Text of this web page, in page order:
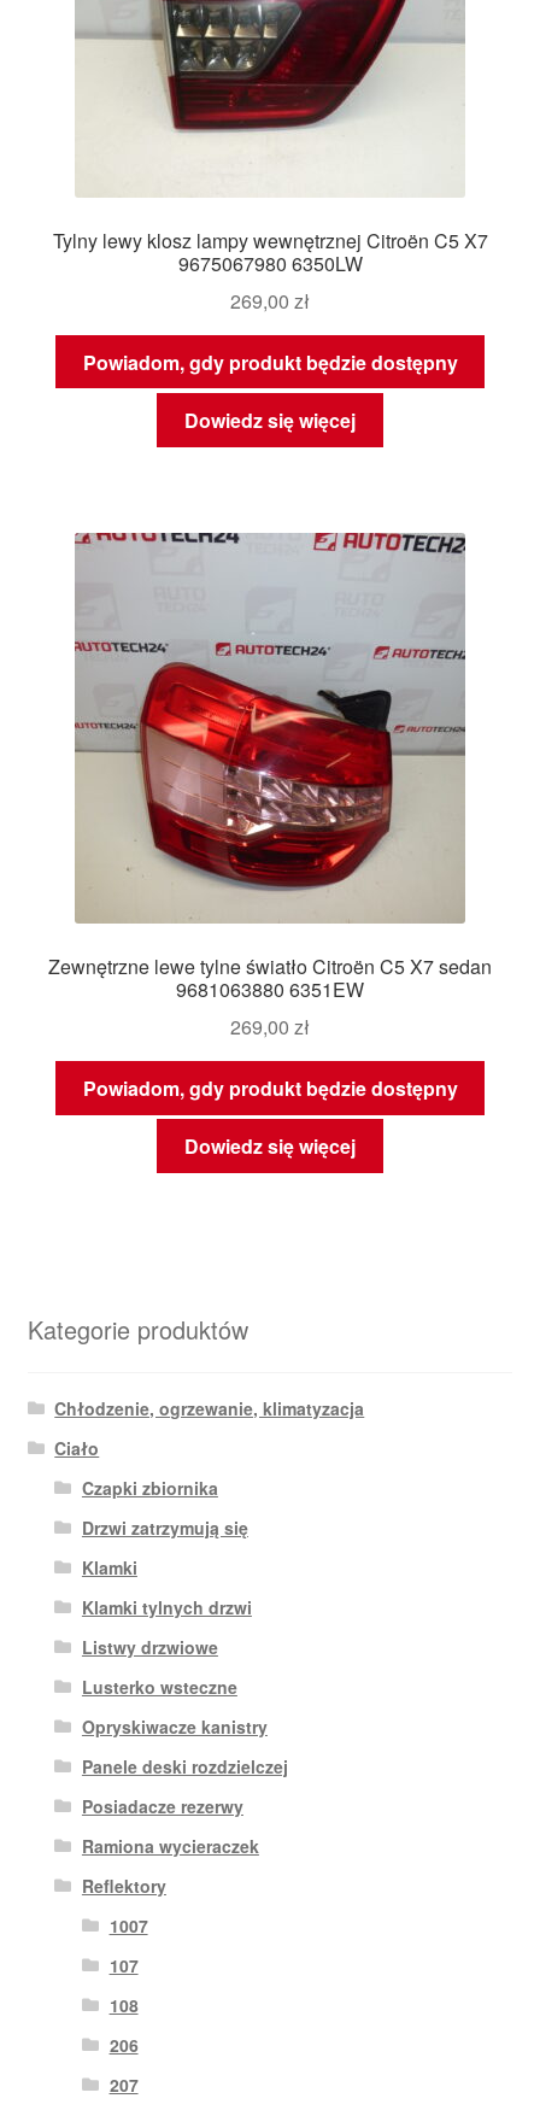
Tylny lewy klosz lampy wewnętrznej Citroën C5 X7
9675067980 6350LW
269,00 zł
Powiadom, gdy produkt będzie dostępny
Dowiedz się więcej
Zewnętrzne lewe tylne światło Citroën C5 X7 sedan
9681063880 6351EW
269,00 zł
Powiadom, gdy produkt będzie dostępny
Dowiedz się więcej
Kategorie produktów
Chłodzenie, ogrzewanie, klimatyzacja
Ciało
Czapki zbiornika
Drzwi zatrzymują się
Klamki
Klamki tylnych drzwi
Listwy drzwiowe
Lusterko wsteczne
Opryskiwacze kanistry
Panele deski rozdzielczej
Posiadacze rezerwy
Ramiona wycieraczek
Reflektory
1007
107
108
206
207